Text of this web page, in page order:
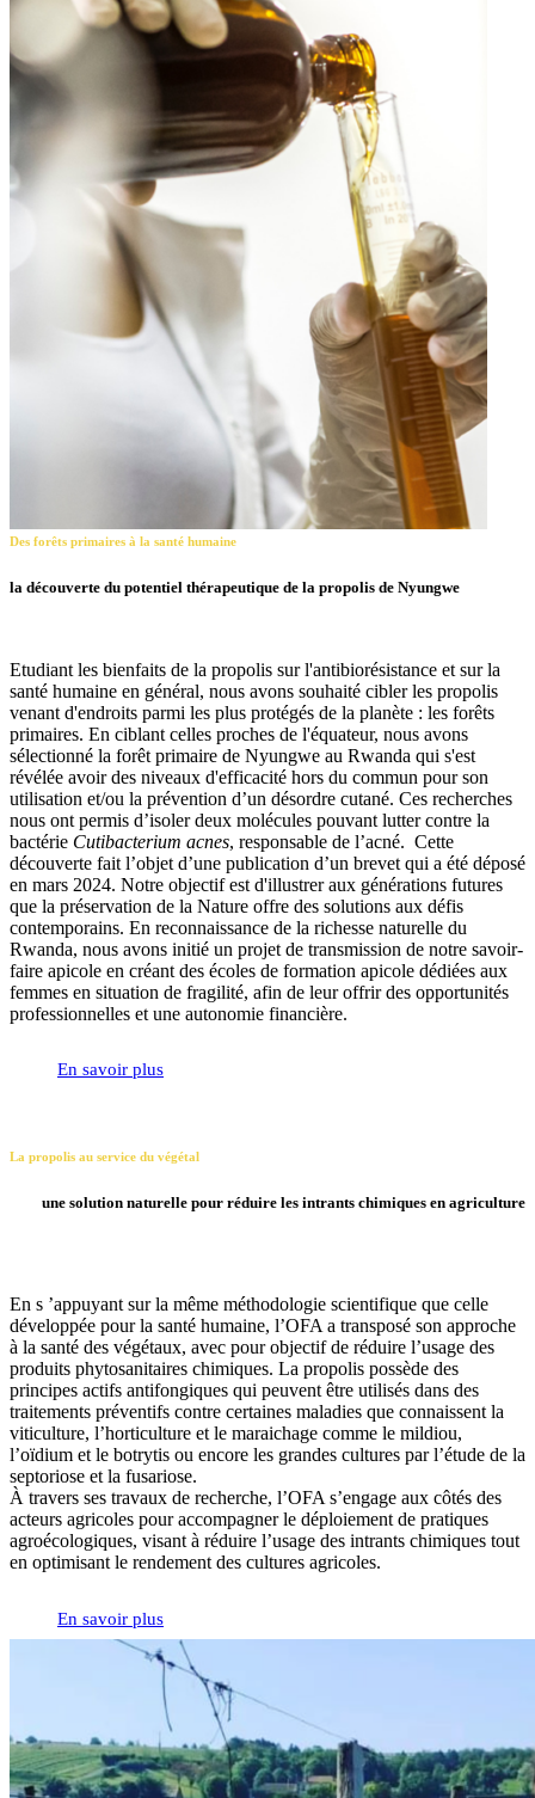
Des forêts primaires à la santé humaine
la découverte du potentiel thérapeutique de la propolis de Nyungwe
Etudiant les bienfaits de la propolis sur l'antibiorésistance et sur la
santé humaine en général, nous avons souhaité cibler les propolis
venant d'endroits parmi les plus protégés de la planète : les forêts
primaires. En ciblant celles proches de l'équateur, nous avons
sélectionné la forêt primaire de Nyungwe au Rwanda qui s'est
révélée avoir des niveaux d'efficacité hors du commun pour son
utilisation et/ou la prévention d’un désordre cutané. Ces recherches
nous ont permis d’isoler deux molécules pouvant lutter contre la
bactérie Cutibacterium acnes, responsable de l’acné. Cette
découverte fait l’objet d’une publication d’un brevet qui a été déposé
en mars 2024. Notre objectif est d'illustrer aux générations futures
que la préservation de la Nature offre des solutions aux défis
contemporains. En reconnaissance de la richesse naturelle du
Rwanda, nous avons initié un projet de transmission de notre savoir-
faire apicole en créant des écoles de formation apicole dédiées aux
femmes en situation de fragilité, afin de leur offrir des opportunités
professionnelles et une autonomie financière.
En savoir plus
La propolis au service du végétal
une solution naturelle pour réduire les intrants chimiques en agriculture
En s ’appuyant sur la même méthodologie scientifique que celle
développée pour la santé humaine, l’OFA a transposé son approche
à la santé des végétaux, avec pour objectif de réduire l’usage des
produits phytosanitaires chimiques. La propolis possède des
principes actifs antifongiques qui peuvent être utilisés dans des
traitements préventifs contre certaines maladies que connaissent la
viticulture, l’horticulture et le maraichage comme le mildiou,
l’oïdium et le botrytis ou encore les grandes cultures par l’étude de la
septoriose et la fusariose.
À travers ses travaux de recherche, l’OFA s’engage aux côtés des
acteurs agricoles pour accompagner le déploiement de pratiques
agroécologiques, visant à réduire l’usage des intrants chimiques tout
en optimisant le rendement des cultures agricoles.
En savoir plus